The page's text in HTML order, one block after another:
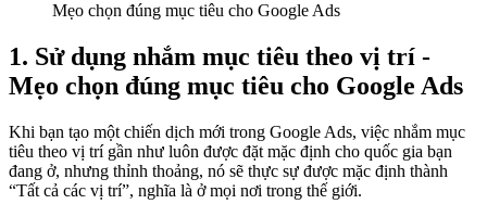
Mẹo chọn đúng mục tiêu cho Google Ads
1. Sử dụng nhắm mục tiêu theo vị trí -
Mẹo chọn đúng mục tiêu cho Google Ads
Khi bạn tạo một chiến dịch mới trong Google Ads, việc nhắm mục
tiêu theo vị trí gần như luôn được đặt mặc định cho quốc gia bạn
đang ở, nhưng thỉnh thoảng, nó sẽ thực sự được mặc định thành
“Tất cả các vị trí”, nghĩa là ở mọi nơi trong thế giới.